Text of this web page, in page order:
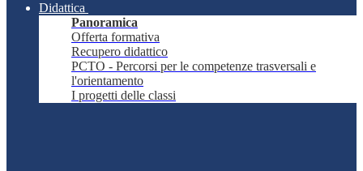
Didattica
Panoramica
Offerta formativa
Recupero didattico
PCTO - Percorsi per le competenze trasversali e
l'orientamento
I progetti delle classi